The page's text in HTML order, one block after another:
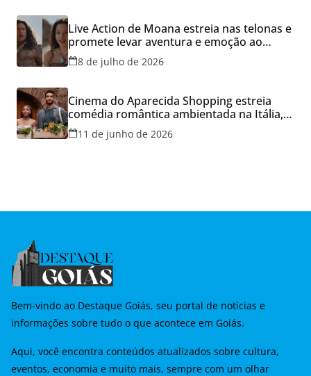
Live Action de Moana estreia nas telonas e
promete levar aventura e emoção ao
Cineflix do Aparecida Shopping
8 de julho de 2026
Cinema do Aparecida Shopping estreia
comédia romântica ambientada na Itália,
hoje e lança promoção para o Dia dos
Namorados
11 de junho de 2026
Bem-vindo ao Destaque Goiás, seu portal de notícias e
informações sobre tudo o que acontece em Goiás.
Aqui, você encontra conteúdos atualizados sobre cultura,
eventos, economia e muito mais, sempre com um olhar